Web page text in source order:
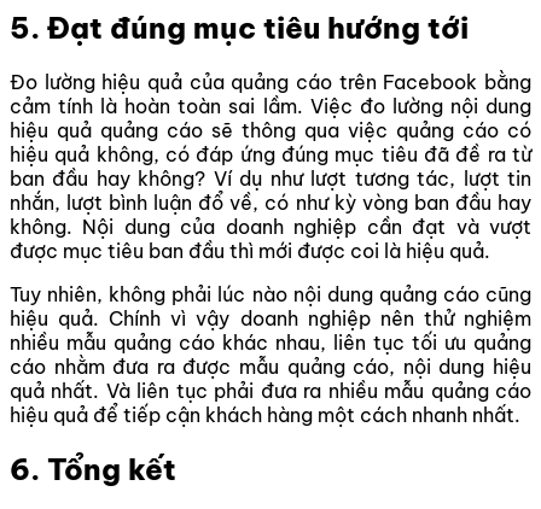
5. Đạt đúng mục tiêu hướng tới
Đo lường hiệu quả của quảng cáo trên Facebook bằng
cảm tính là hoàn toàn sai lầm. Việc đo lường nội dung
hiệu quả quảng cáo sẽ thông qua việc quảng cáo có
hiệu quả không, có đáp ứng đúng mục tiêu đã đề ra từ
ban đầu hay không? Ví dụ như lượt tương tác, lượt tin
nhắn, lượt bình luận đổ về, có như kỳ vòng ban đầu hay
không. Nội dung của doanh nghiệp cần đạt và vượt
được mục tiêu ban đầu thì mới được coi là hiệu quả.
Tuy nhiên, không phải lúc nào nội dung quảng cáo cũng
hiệu quả. Chính vì vậy doanh nghiệp nên thử nghiệm
nhiều mẫu quảng cáo khác nhau, liên tục tối ưu quảng
cáo nhằm đưa ra được mẫu quảng cáo, nội dung hiệu
quả nhất. Và liên tục phải đưa ra nhiều mẫu quảng cáo
hiệu quả để tiếp cận khách hàng một cách nhanh nhất.
6. Tổng kết